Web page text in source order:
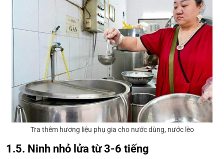
Tra thêm hương liệu phụ gia cho nước dùng, nước lèo
1.5. Ninh nhỏ lửa từ 3-6 tiếng